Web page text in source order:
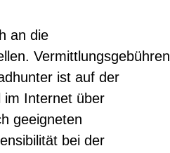
an die
Vermittlungsgebühren
ist auf der
im Internet über
geeigneten
bei der